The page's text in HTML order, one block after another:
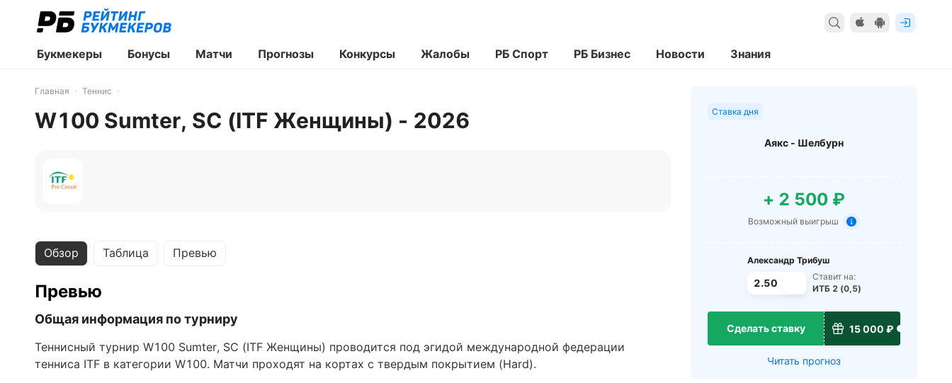
Букмекеры Бонусы Матчи Прогнозы Конкурсы Жалобы РБ Спорт РБ Бизнес Новости Знания
Главная Теннис
W100 Sumter, SC (ITF Женщины) - 2026
Обзор Таблица Превью
Превью
Общая информация по турниру
Теннисный турнир W100 Sumter, SC (ITF Женщины) проводится под эгидой международной федерации
тенниса ITF в категории W100. Матчи проходят на кортах с твердым покрытием (Hard).
Ставка дня
Аякс - Шелбурн
+ 2 500 ₽
Возможный выигрыш
Александр Трибуш
2.50
Ставит на:
ИТБ 2 (0,5)
Сделать ставку 15 000 ₽
Читать прогноз